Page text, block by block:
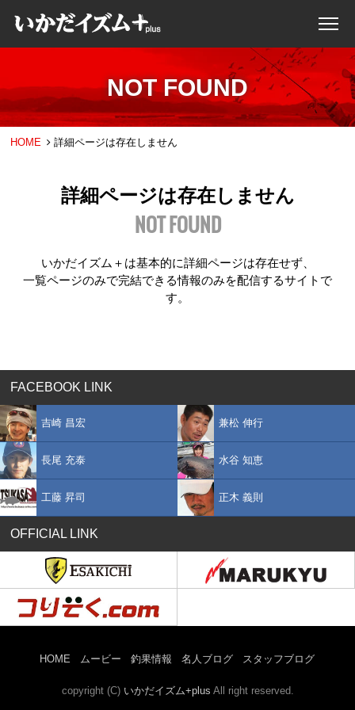
NOT FOUND
HOME 詳細ページは存在しません
詳細ページは存在しません
NOT FOUND
いかだイズム＋は基本的に詳細ページは存在せず、
一覧ページのみで完結できる情報のみを配信するサイトで
す。
FACEBOOK LINK
吉崎 昌宏 兼松 伸行
長尾 充泰 水谷 知恵
工藤 昇司 正木 義則
OFFICIAL LINK
HOME ムービー 釣果情報 名人ブログ スタッフブログ
copyright (C) いかだイズム+plus All right reserved.